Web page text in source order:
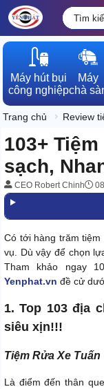
Máy hút bụi
công nghiệp
Máy
chà
Trang chủ Review
103+
sạch,
CEO Robert Chinh
Có tới hàng trăm tiệm
vụ. Dù vậy để chọn
Tham khảo ngay
Yenphat.vn đề cử
1. Top 103 địa
siêu xịn!!!
Tiệm Rửa Xe Tuấn
Là điểm đến thân